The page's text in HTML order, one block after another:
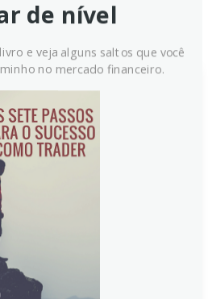
central
(estimativa
fixou o câmbio central
à estimativa de 7,1559,
O yuan opera dentro de
de 2% e o banco ampliou
7 dias, anunciando drenagem
de yuans.
de nível
e veja alguns saltos que você
no mercado financeiro.